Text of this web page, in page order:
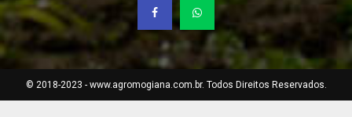
© 2018-2023 - www.agromogiana.com.br. Todos Direitos Reservados.